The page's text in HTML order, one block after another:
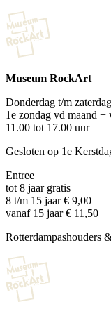
Museum RockArt
Donderdag t/m zaterdag
1e zondag vd maand +
11.00 tot 17.00 uur
Gesloten op 1e
Entree
tot 8 jaar gratis
8 t/m 15 jaar € 9,00
vanaf 15 jaar € 11,50
Rotterdampashouders